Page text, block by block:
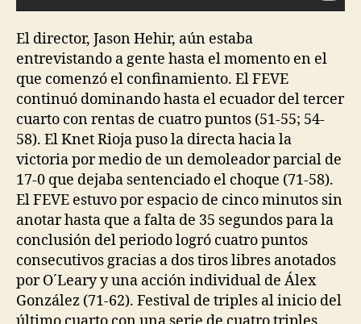
El director, Jason Hehir, aún estaba
entrevistando a gente hasta el momento en el
que comenzó el confinamiento. El FEVE
continuó dominando hasta el ecuador del tercer
cuarto con rentas de cuatro puntos (51-55; 54-
58). El Knet Rioja puso la directa hacia la
victoria por medio de un demoleador parcial de
17-0 que dejaba sentenciado el choque (71-58).
El FEVE estuvo por espacio de cinco minutos sin
anotar hasta que a falta de 35 segundos para la
conclusión del periodo logró cuatro puntos
consecutivos gracias a dos tiros libres anotados
por O´Leary y una acción individual de Álex
González (71-62). Festival de triples al inicio del